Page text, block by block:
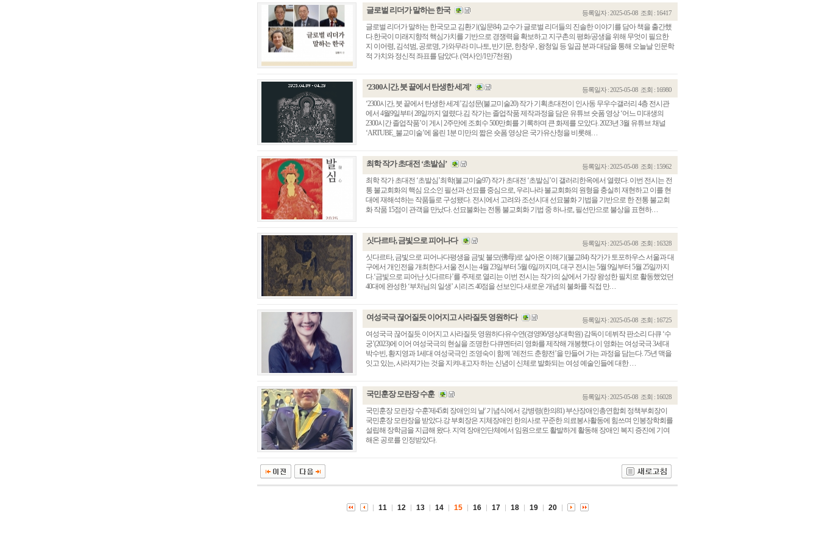
이사장 인사말
총동창회 소식
모교 소식
동창회보
영상갤러리
동문동정
이달의 시
회관건립기금 기부자
공지사항
연락처 수정
동국의료원 혜택
글로벌 리더가 말하는 한국 등록일자 : 2025-05-08 조회 : 16417
글로벌 리더가 말하는 한국모교 김환기(일문84) 교수가 글로벌 리더들의 진솔한 이야기를 담아 책을 출간했
다.한국이 미래지향적 핵심가치를 기반으로 경쟁력을 확보하고 지구촌의 평화/공생을 위해 무엇이 필요한
지 이어령, 김석범, 공로명, 가와무라 미나토, 반기문, 한창우 , 왕청일 등 일곱 분과 대담을 통해 오늘날 인문학
적 가치와 정신적 좌표를 담았다. (역사인/1만7천원)
‘2300시간, 붓 끝에서 탄생한 세계’ 등록일자 : 2025-05-08 조회 : 16980
‘2300시간, 붓 끝에서 탄생한 세계’김성문(불교미술20) 작가 기획초대전이 인사동 무우수갤러리 4층 전시관
에서 4월9일부터 28일까지 열렸다.김 작가는 졸업작품 제작과정을 담은 유튜브 숏폼 영상 ‘어느 미대생의
2300시간 졸업작품’이 게시 2주만에 조회수 500만회를 기록하며 큰 화제를 모았다. 2023년 3월 유튜브 채널
‘ARTUBE_불교미술’에 올린 1분 미만의 짧은 숏폼 영상은 국가유산청을 비롯해. . .
최학 작가 초대전 ‘초발심’ 등록일자 : 2025-05-08 조회 : 15962
최학 작가 초대전 ‘초발심’최학(불교미술97) 작가 초대전 ‘초발심’이 갤러리한옥에서 열렸다. 이번 전시는 전
통 불교회화의 핵심 요소인 필선과 선묘를 중심으로, 우리나라 불교회화의 원형을 충실히 재현하고 이를 현
대에 재해석하는 작품들로 구성됐다. 전시에서 고려와 조선시대 선묘불화 기법을 기반으로 한 전통 불교회
화 작품 15점이 관객을 만났다. 선묘불화는 전통 불교회화 기법 중 하나로, 필선만으로 불상을 표현하. . .
싯다르타, 금빛으로 피어나다 등록일자 : 2025-05-08 조회 : 16328
싯다르타, 금빛으로 피어나다평생을 금빛 불모(佛母)로 살아온 이해기(불교84) 작가가 토포하우스 서울과 대
구에서 개인전을 개최한다.서울 전시는 4월 23일부터 5월 6일까지며, 대구 전시는 5월 9일부터 5월 25일까지
다.‘금빛으로 피어난 싯다르타’를 주제로 열리는 이번 전시는 작가의 삶에서 가장 왕성한 필치로 활동했었던
40대에 완성한 ‘부처님의 일생’ 시리즈 40점을 선보인다.새로운 개념의 불화를 직접 만. . .
여성국극 끊어질듯 이어지고 사라질듯 영원하다 등록일자 : 2025-05-08 조회 : 16725
여성국극 끊어질듯 이어지고 사라질듯 영원하다유수연(경영96/영상대학원) 감독이 데뷔작 판소리 다큐 ‘수
궁’(2023)에 이어 여성국극의 현실을 조명한 다큐멘터리 영화를 제작해 개봉했다.이 영화는 여성국극 3세대
박수빈, 황지영과 1세대 여성국극인 조영숙이 함께 ‘레전드 춘향전’을 만들어 가는 과정을 담는다. 75년 맥을
잇고 있는, 사라져가는 것을 지켜내고자 하는 신념이 신체로 발화되는 여성 예술인들에 대한 . . .
국민훈장 모란장 수훈 등록일자 : 2025-05-08 조회 : 16028
국민훈장 모란장 수훈'제45회 장애인의 날' 기념식에서 강병령(한의81) 부산장애인총연합회 정책부회장이
국민훈장 모란장을 받았다.강 부회장은 지체장애인 한의사로 꾸준한 의료봉사활동에 힘쓰며 인봉장학회를
설립해 장학금을 지급해 왔다. 지역 장애인단체에서 임원으로도 활발하게 활동해 장애인 복지 증진에 기여
해온 공로를 인정받았다.
11 12 13 14 15 16 17 18 19 20